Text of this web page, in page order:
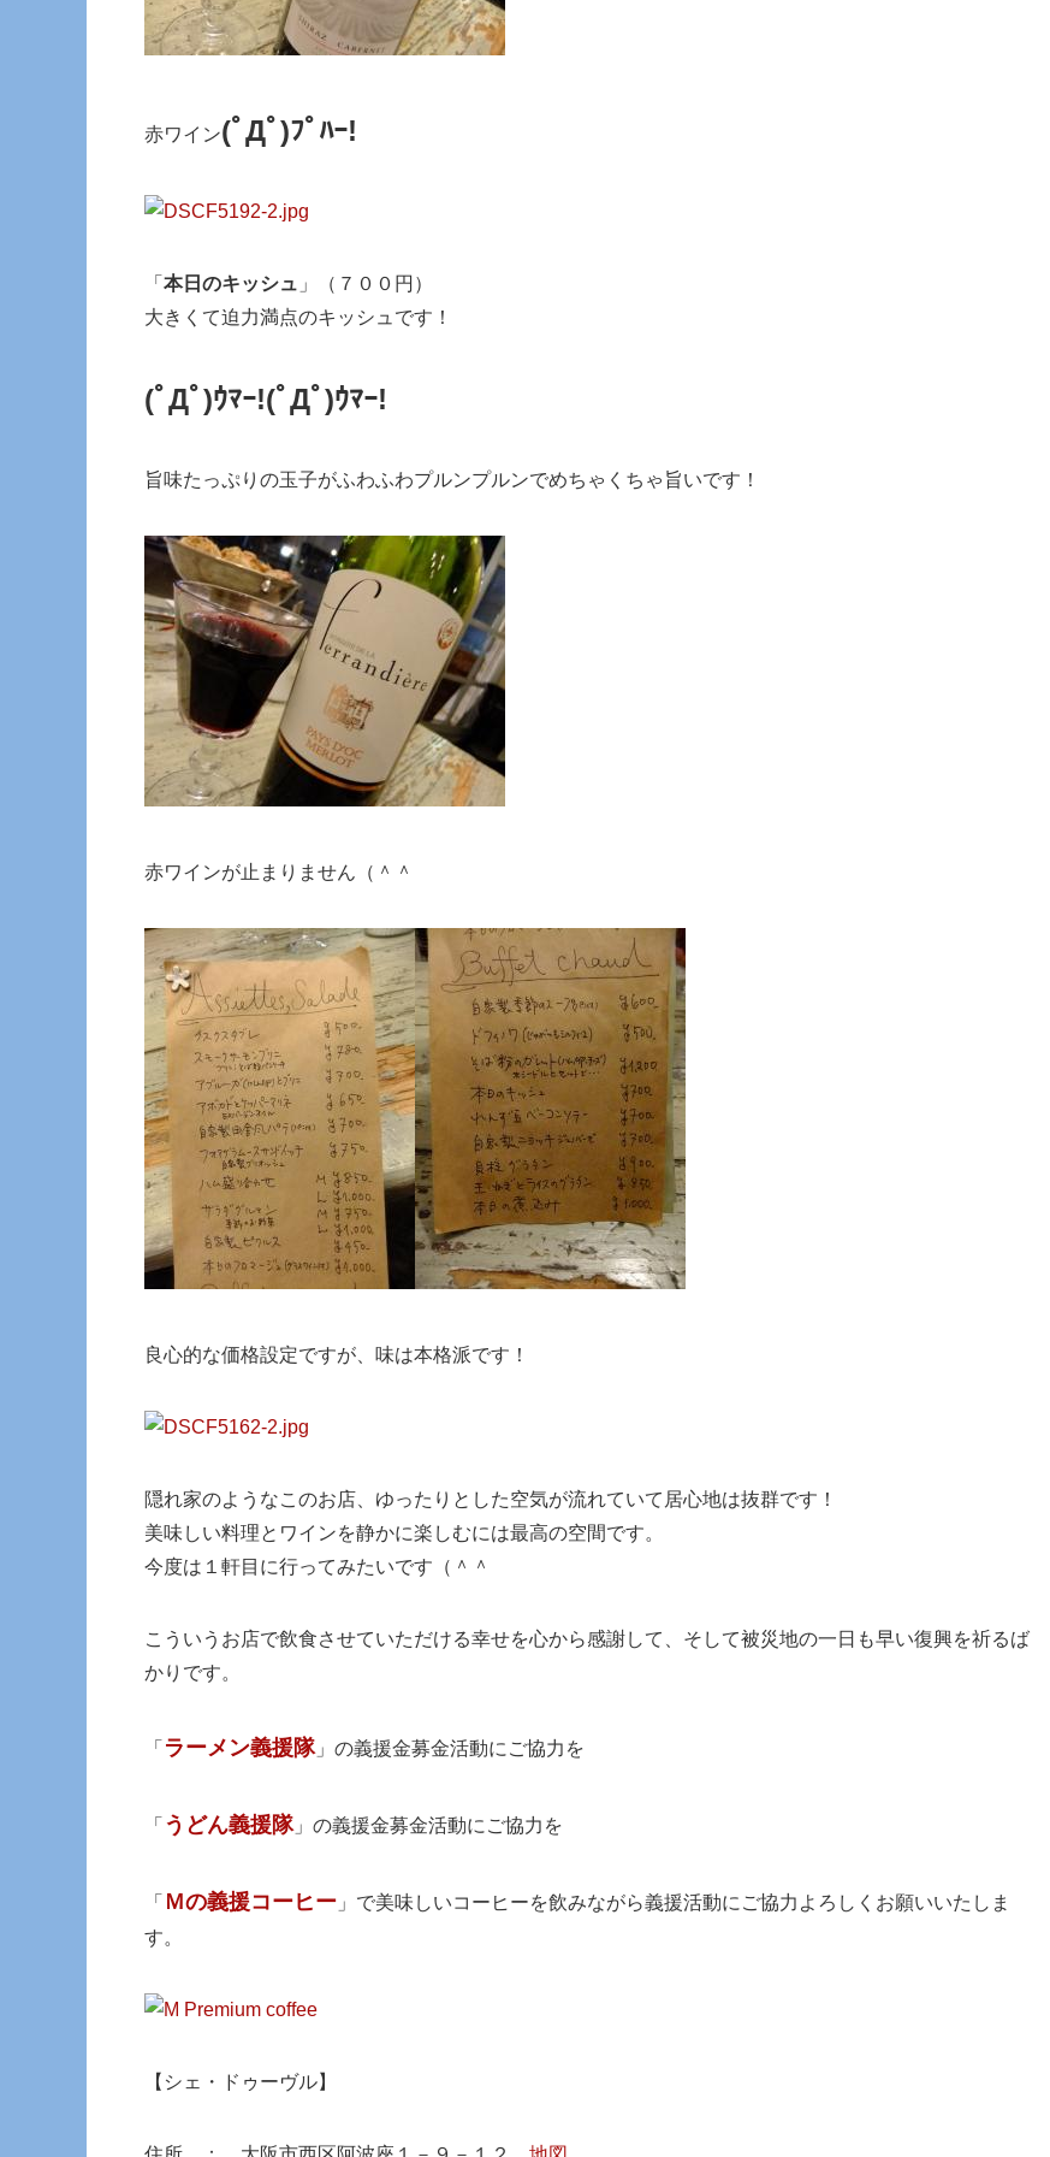
赤ワイン(ﾟДﾟ)ﾌﾟﾊｰ!
「 本日のキッシュ 」（７００円）
大きくて迫力満点のキッシュです！
(ﾟДﾟ)ｳﾏｰ!(ﾟДﾟ)ｳﾏｰ!
旨味たっぷりの玉子がふわふわプルンプルンでめちゃくちゃ旨いです！
赤ワインが止まりません（＾＾
良心的な価格設定ですが、味は本格派です！
隠れ家のようなこのお店、ゆったりとした空気が流れていて居心地は抜群です！
美味しい料理とワインを静かに楽しむには最高の空間です。
今度は１軒目に行ってみたいです（＾＾
こういうお店で飲食させていただける幸せを心から感謝して、そして被災地の一日も早い復興を祈るば
かりです。
「 ラーメン義援隊」の義援金募金活動にご協力を
「 うどん義援隊」の義援金募金活動にご協力を
「 Ｍの義援コーヒー 」で美味しいコーヒーを飲みながら義援活動にご協力よろしくお願いいたしま
す。
【シェ・ドゥーヴル】